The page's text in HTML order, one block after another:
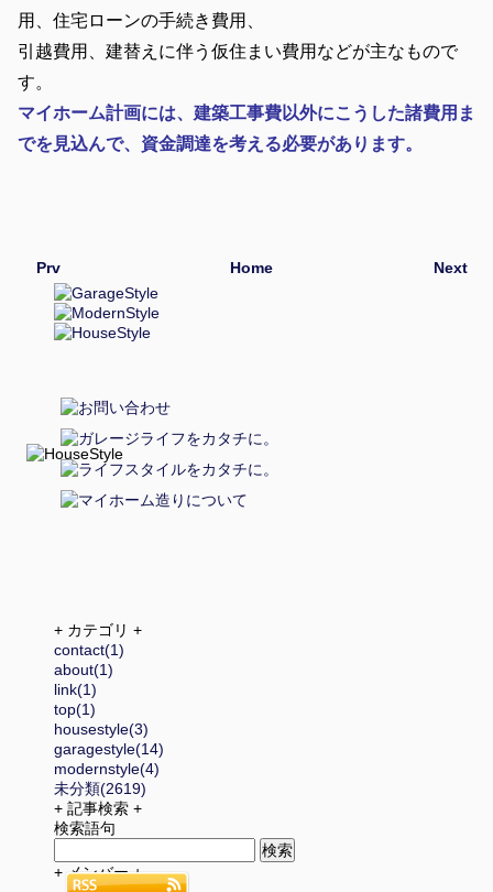
用、住宅ローンの手続き費用、
引越費用、建替えに伴う仮住まい費用などが主なもので
す。
マイホーム計画には、建築工事費以外にこうした諸費用ま
でを見込んで、資金調達を考える必要があります。
Prv Next
Home
+ カテゴリ +
contact(1)
about(1)
link(1)
top(1)
housestyle(3)
garagestyle(14)
modernstyle(4)
未分類(2619)
+ 記事検索 +
検索語句
+ メンバー +